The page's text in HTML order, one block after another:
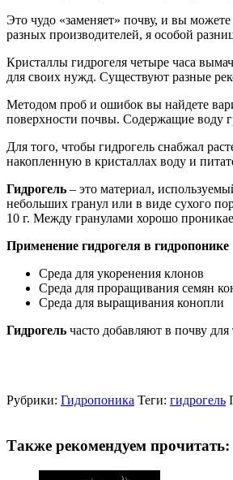
Это чудо «заменяет» почву, и вы
разных производителей, я особой
Кристаллы гидрогеля четыре часа
для своих нужд. Существуют разные
Методом проб и ошибок вы найдете
поверхности почвы. Содержащие воду
Для того, чтобы гидрогель снабжал
накопленную в кристаллах воду и
Гидрогель – это материал,
небольших гранул или в виде сухого
10 г. Между гранулами хорошо
Применение гидрогеля в гидропонике
Среда для укоренения клонов
Среда для проращивания семян
Среда для выращивания конопли
Гидрогель часто добавляют в почву
Рубрики: Гидропоника Теги: гидрогель
Также рекомендуем прочитать: